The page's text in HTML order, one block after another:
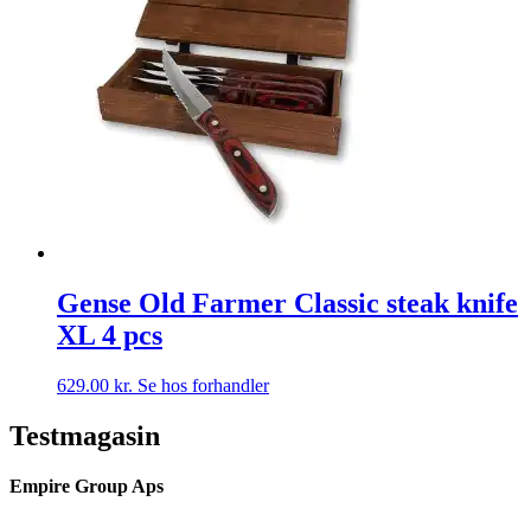
Gense Old Farmer Classic steak knife
XL 4 pcs
629.00 kr. Se hos forhandler
Testmagasin
Empire Group Aps